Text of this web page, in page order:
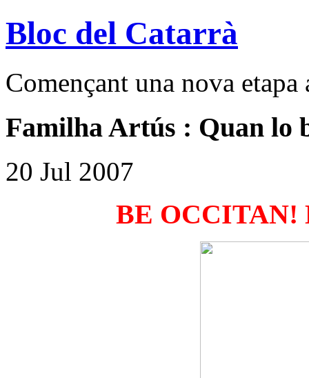
Bloc del Catarrà
Començant una nova
Familha Artús : Quan lo
20 Jul 2007
BE OCCITAN!